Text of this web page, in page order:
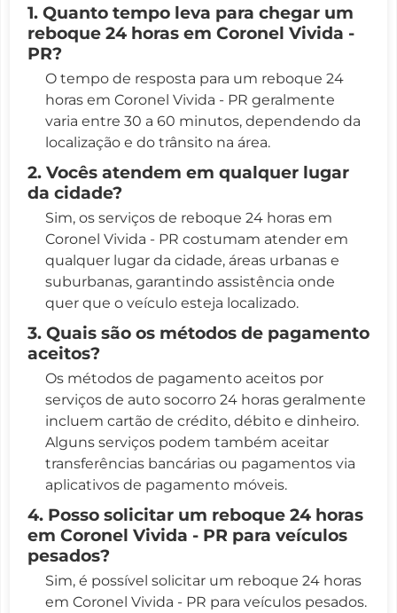
1. Quanto tempo leva para chegar um
reboque 24 horas em Coronel Vivida -
PR?
O tempo de resposta para um reboque 24
horas em Coronel Vivida - PR geralmente
varia entre 30 a 60 minutos, dependendo da
localização e do trânsito na área.
2. Vocês atendem em qualquer lugar
da cidade?
Sim, os serviços de reboque 24 horas em
Coronel Vivida - PR costumam atender em
qualquer lugar da cidade, áreas urbanas e
suburbanas, garantindo assistência onde
quer que o veículo esteja localizado.
3. Quais são os métodos de pagamento
aceitos?
Os métodos de pagamento aceitos por
serviços de auto socorro 24 horas geralmente
incluem cartão de crédito, débito e dinheiro.
Alguns serviços podem também aceitar
transferências bancárias ou pagamentos via
aplicativos de pagamento móveis.
4. Posso solicitar um reboque 24 horas
em Coronel Vivida - PR para veículos
pesados?
Sim, é possível solicitar um reboque 24 horas
em Coronel Vivida - PR para veículos pesados.